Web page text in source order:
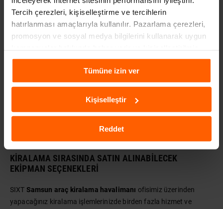
Tercih çerezleri, kişiselleştirme ve tercihlerin
hatırlanması amaçlarıyla kullanılır. Pazarlama çerezleri,
promosyon ve sosyal medya bilgilerini kullanarak uygun
içeriklerin sunulmasına yardımcı olur. Daha fazla
Çerezlere İlişkin Aydınlatma Metni
ulaşabilirsiniz.
Tümüne izin ver
Kişiselleştir
Reddet
SIXT araç kiralama hizmeti kapsamında her araç segmenti ve
yaş grubu için farklı koşullar bulunuyor. Kişinin araç kiralarken;
ekonomik segment araçlar için 21, orta segmente araçlar için 25,
orta ve üst segment araçlar için 27, üst - lüks segment araçlar
alır. Kiralana aracın segmentine bağlı olarak alınan ön provizyon
bedelleri de farklılık gösteriyor. Ekonomik, orta, üst ve lüks
segmentte yer alan araçlar için ön provizyon bedeli alınıyor.
Gerekli kontrat işlemleri de yapıldıktan sonra aracınızı teslim
KIRALAMA SIRASINDA SATIN ALINABILECEK
EKIPMAN SEÇENEKLERI
SIXT Samsun araç kiralama havalimanı ofisimiz üzerinden
yapacağınız kiralama işlemlerinizde birden fazla hizmet ve